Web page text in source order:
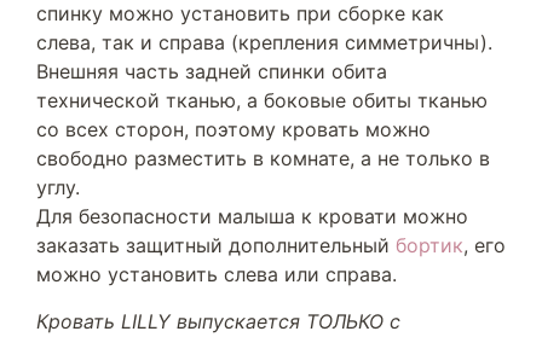
спинку можно установить при сборке как
слева, так и справа (крепления симметричны).
Внешняя часть задней спинки обита
технической тканью, а боковые обиты тканью
со всех сторон, поэтому кровать можно
свободно разместить в комнате, а не только в
углу.
Для безопасности малыша к кровати можно
заказать защитный дополнительный бортик, его
можно установить слева или справа.
Кровать LILLY выпускается ТОЛЬКО с